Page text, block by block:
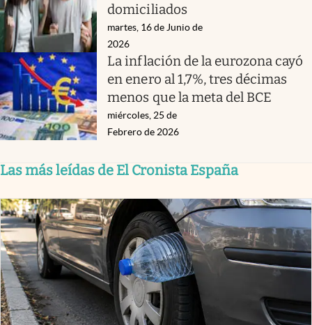
domiciliados
martes, 16 de Junio de
2026
La inflación de la eurozona cayó
en enero al 1,7%, tres décimas
menos que la meta del BCE
miércoles, 25 de
Febrero de 2026
Las más leídas de El Cronista España